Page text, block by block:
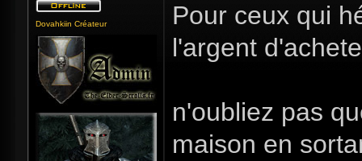
Dovahkiin Créateur
Pour ceux qui
l'argent
n'oubliez pas
maison en